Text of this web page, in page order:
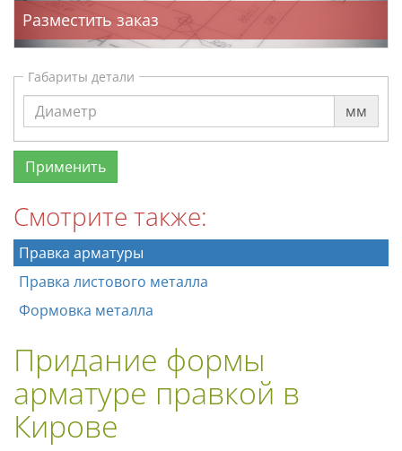
Разместить заказ
Габариты детали
мм
Смотрите также:
Правка арматуры
Правка листового металла
Формовка металла
Придание формы
арматуре правкой в
Кирове